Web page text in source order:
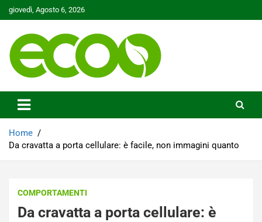
Skip
to
giovedì, Agosto 6, 2026
Ecoo.it
Home
Da cravatta a porta cellulare: è facile, non immagini quanto
COMPORTAMENTI
Da cravatta a porta cellulare: è